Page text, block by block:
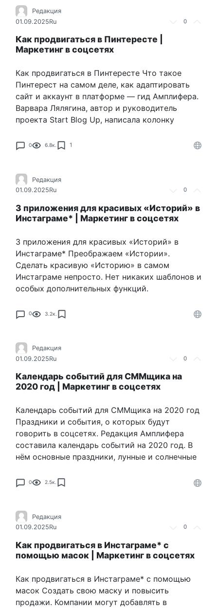
0
Редакция
01.09.2025Ru
Как продвигаться в Пинтересте |
Маркетинг в соцсетях
Как продвигаться в Пинтересте Что такое
Пинтерест на самом деле, как адаптировать
сайт и аккаунт в платформе — гид Амплифера.
Варвара Лялягина, автор и руководитель
проекта Start Blog Up, написала колонку
0 6.8к. 1
0
Редакция
01.09.2025Ru
3 приложения для красивых «Историй» в
Инстаграме* | Маркетинг в соцсетях
3 приложения для красивых «Историй» в
Инстаграме* Преображаем «Истории».
Сделать красивую «Историю» в самом
Инстаграме непросто. Нет никаких шаблонов и
особых дополнительных функций.
0 3.2к.
0
Редакция
01.09.2025Ru
Календарь событий для СММщика на
2020 год | Маркетинг в соцсетях
Календарь событий для СММщика на 2020 год
Праздники и события, о которых будут
говорить в соцсетях. Редакция Амплифера
составила календарь событий на 2020 год. В
нём основные праздники, лунные и солнечные
0 2.5к.
0
Редакция
01.09.2025Ru
Как продвигаться в Инстаграме* с
помощью масок | Маркетинг в соцсетях
Как продвигаться в Инстаграме* с помощью
масок Создать свою маску и повысить
продажи. Компании могут добавлять в